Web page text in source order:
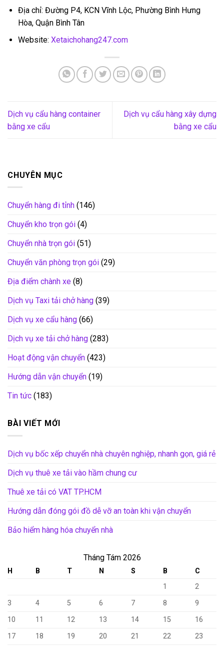
Địa chỉ: Đường P4, KCN Vĩnh Lộc, Phường Bình Hưng
Hòa, Quận Bình Tân
Website: Xetaichohang247.com
Dịch vụ cẩu hàng container
bằng xe cẩu
Dịch vụ cẩu hàng xây dựng
bằng xe cẩu
CHUYÊN MỤC
Chuyển hàng đi tỉnh (146)
Chuyển kho trọn gói (4)
Chuyển nhà trọn gói (51)
Chuyển văn phòng trọn gói (29)
Địa điểm chành xe (8)
Dịch vụ Taxi tải chở hàng (39)
Dịch vụ xe cẩu hàng (66)
Dịch vụ xe tải chở hàng (283)
Hoạt động vận chuyển (423)
Hướng dẫn vận chuyển (19)
Tin tức (183)
BÀI VIẾT MỚI
Dịch vụ bốc xếp chuyển nhà chuyên nghiệp, nhanh gọn, giá rẻ
Dịch vụ thuê xe tải vào hầm chung cư
Thuê xe tải có VAT TP.HCM
Hướng dẫn đóng gói đồ dễ vỡ an toàn khi vận chuyển
Bảo hiểm hàng hóa chuyển nhà
Tháng Tám 2026
H B T N S B
C
1
2
3
4 5 6 7 8
9
10
11 12 13 14 15
16
17
18 19 20 21 22
23